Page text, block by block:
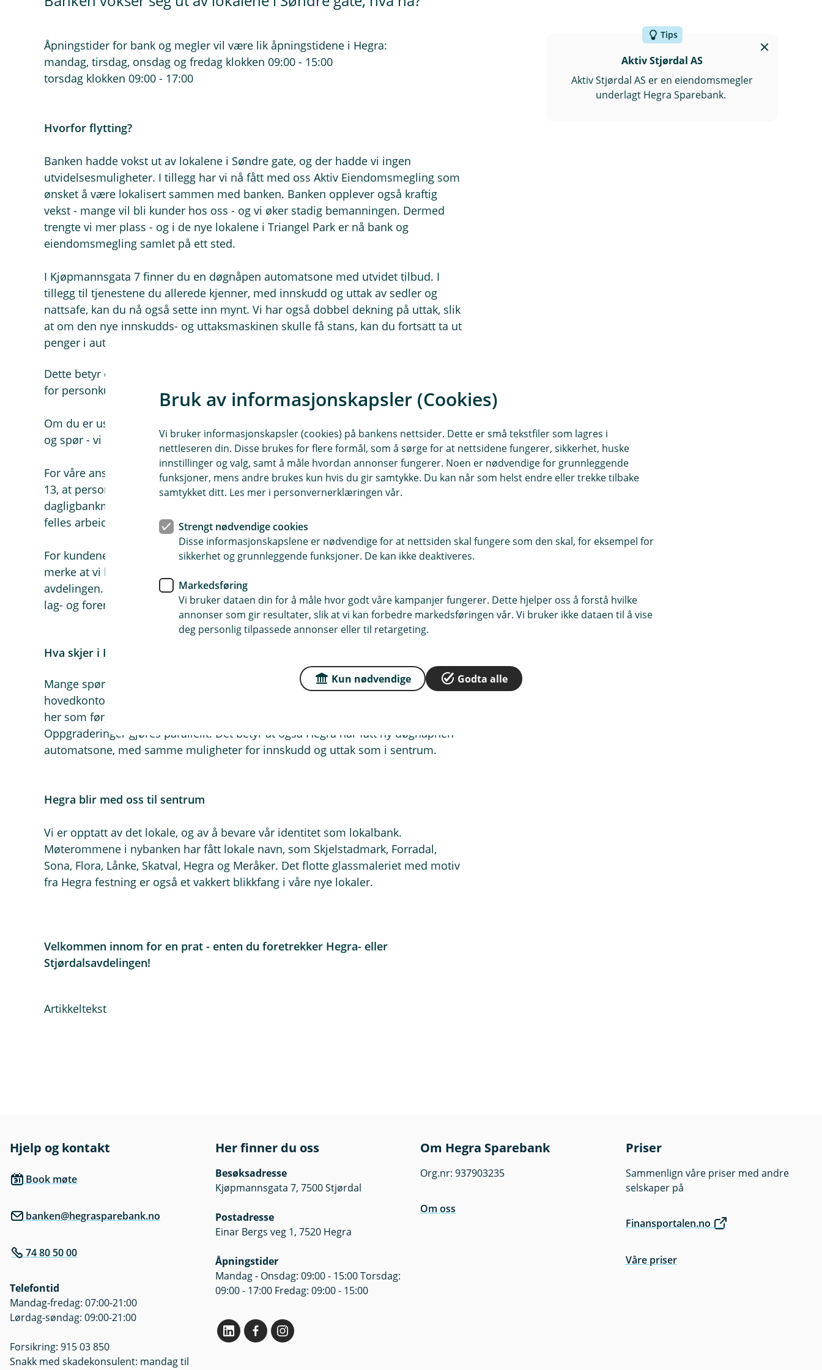
Åpningstider for bank og megler vil være lik åpningstidene i Hegra:
mandag, tirsdag, onsdag og fredag klokken 09:00 - 15:00
torsdag klokken 09:00 - 17:00
Hvorfor flytting?
Banken hadde vokst ut av lokalene i Søndre gate, og der hadde vi ingen
utvidelsesmuligheter. I tillegg har vi nå fått med oss Aktiv Eiendomsmegling som
ønsket å være lokalisert sammen med banken. Banken opplever også kraftig
vekst - mange vil bli kunder hos oss - og vi øker stadig bemanningen. Dermed
trengte vi mer plass - og i de nye lokalene i Triangel Park er nå bank og
eiendomsmegling samlet på ett sted.
I Kjøpmannsgata 7 finner du en døgnåpen automatsone med utvidet tilbud. I
tillegg til tjenestene du allerede kjenner, med innskudd og uttak av sedler og
nattsafe, kan du nå også sette inn mynt. Vi har også dobbel dekning på uttak, slik
at om den nye innskudds- og uttaksmaskinen skulle få stans, kan du fortsatt ta ut
penger i automaten ved siden av.
Dette betyr enda bedre døgnåpne tjenester både
for personkunder, bedriftskunder, lag og foreninger.
Om du er usikker på hvordan du bruker automatene, kom gjerne innom i banken
og spør - vi hjelper deg gjerne!
For våre ansatte betyr flytting av kontorene fra Søndre gate og Kjøpmannsgata
13, at personkunderådgivere, bedriftsrådgivere, meglere og
dagligbankmedarbeidere igjen får arbeide på samme sted, i et
felles arbeidsmiljø - og i langt bedre fasiliteter enn før.
For kundene kan vi tilby langt bedre og mer romslige lokaler, og dere vil også
merke at vi har økt kapasiteten både på personkundesiden, og i dagligbank-
avdelingen. Vår flotte møteromsavdeling er også tilgjengelig for utlån for våre
lag- og foreningskunder.
Hva skjer i Hegra?
Mange spør oss hva skjer med avdelingen i Hegra nå. Vi understreker derfor at
hovedkontoret til banken er i Hegra. Banksjef og administrasjon har sine kontor
her som før, sammen med rådgivere på dagligbank, personmarked og landbruk.
Oppgraderinger gjøres parallellt. Det betyr at også Hegra har fått ny døgnåpnen
automatsone, med samme muligheter for innskudd og uttak som i sentrum.
Hegra blir med oss til sentrum
Vi er opptatt av det lokale, og av å bevare vår identitet som lokalbank.
Møterommene i nybanken har fått lokale navn, som Skjelstadmark, Forradal,
Sona, Flora, Lånke, Skatval, Hegra og Meråker. Det flotte glassmaleriet med motiv
fra Hegra festning er også et vakkert blikkfang i våre nye lokaler.
Velkommen innom for en prat - enten du foretrekker Hegra- eller
Stjørdalsavdelingen!
Artikkeltekst
Tips
Aktiv Stjørdal AS
Aktiv Stjørdal AS er en eiendomsmegler
underlagt Hegra Sparebank.
Hjelp og kontakt
Book møte
banken@hegrasparebank.no
74 80 50 00
Telefontid
Mandag-fredag: 07:00-21:00
Lørdag-søndag: 09:00-21:00
Forsikring: 915 03 850
Snakk med skadekonsulent: mandag til
Her finner du oss
Besøksadresse
Kjøpmannsgata 7, 7500 Stjørdal
Postadresse
Einar Bergs veg 1, 7520 Hegra
Åpningstider
Mandag - Onsdag: 09:00 - 15:00 Torsdag:
09:00 - 17:00 Fredag: 09:00 - 15:00
Om Hegra Sparebank
Org.nr: 937903235
Om oss
Priser
Sammenlign våre priser med andre
selskaper på
Finansportalen.no
Våre priser
Bruk av informasjonskapsler (Cookies)
Vi bruker informasjonskapsler (cookies) på bankens nettsider. Dette er små tekstfiler som lagres i
nettleseren din. Disse brukes for flere formål, som å sørge for at nettsidene fungerer, sikkerhet, huske
innstillinger og valg, samt å måle hvordan annonser fungerer. Noen er nødvendige for grunnleggende
funksjoner, mens andre brukes kun hvis du gir samtykke. Du kan når som helst endre eller trekke tilbake
samtykket ditt. Les mer i personvernerklæringen vår.
Strengt nødvendige cookies
Disse informasjonskapslene er nødvendige for at nettsiden skal fungere som den skal, for eksempel for
sikkerhet og grunnleggende funksjoner. De kan ikke deaktiveres.
Markedsføring
Vi bruker dataen din for å måle hvor godt våre kampanjer fungerer. Dette hjelper oss å forstå hvilke
annonser som gir resultater, slik at vi kan forbedre markedsføringen vår. Vi bruker ikke dataen til å vise
deg personlig tilpassede annonser eller til retargeting.
Kun nødvendige Godta alle